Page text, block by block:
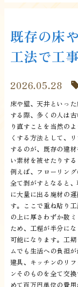
既存の床
工法で工
2026.05.28
床や壁、天井といっ
する際、多くの人は
り直すことを当然の
くする方法として、
するのが、既存の建
い素材を被せたりす
例えば、フローリン
全て剥がすとなると
に大量に出る廃材の
す。ここで重ね貼り
の上に厚さわずか数
ため、工程が半分に
可能になります。工
ムでも生活への負担
建具、キッチンのリ
ンそのものを全て交
めて百万円単位の費